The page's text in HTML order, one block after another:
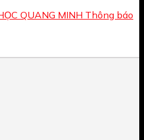
QUANG MINH Thông báo